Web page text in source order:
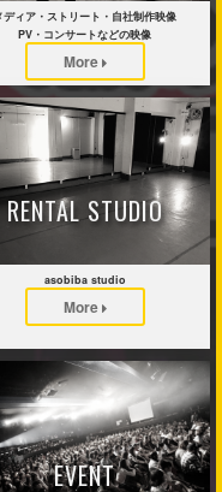
ディア・ストリート・自社制作映像
PV・コンサートなどの映像
More
RENTAL STUDIO
asobiba studio
More
EVENT